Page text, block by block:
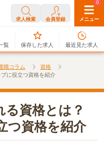
求人検索 会員登録 メニュー
覧
0
保存した求人
0
最近見た求人
職コラム
資格
に役立つ資格を紹介
る資格とは？
つ資格を紹介